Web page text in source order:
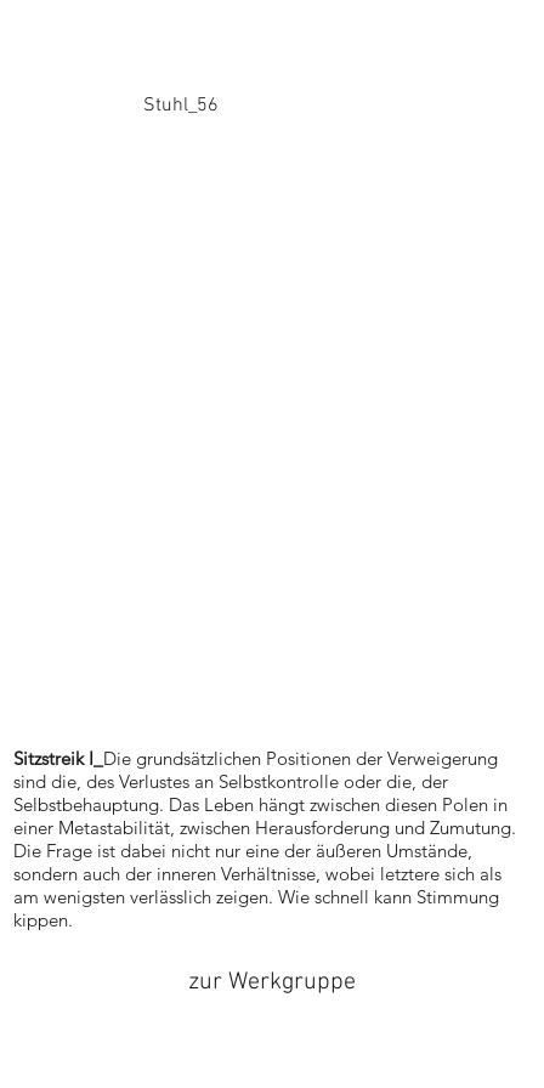
Stuhl_56
Sitzstreik I_ Die grundsätzlichen Positionen der Verweigerung
sind die, des Verlustes an Selbstkontrolle oder die, der
Selbstbehauptung. Das Leben hängt zwischen diesen Polen in
einer Metastabilität, zwischen Herausforderung und Zumutung.
Die Frage ist dabei nicht nur eine der äußeren Umstände,
sondern auch der inneren Verhältnisse, wobei letztere sich als
am wenigsten verlässlich zeigen. Wie schnell kann Stimmung
kippen.
zur Werkgruppe